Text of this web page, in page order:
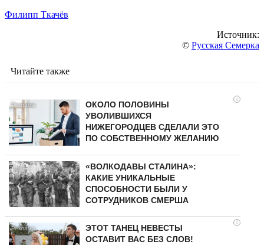
Филипп Ткачёв
Источник:
© Русская Семерка
Читайте также
i
ОКОЛО ПОЛОВИНЫ
УВОЛИВШИХСЯ
НИЖЕГОРОДЦЕВ СДЕЛАЛИ ЭТО
ПО СОБСТВЕННОМУ ЖЕЛАНИЮ
«ВОЛКОДАВЫ СТАЛИНА»:
КАКИЕ УНИКАЛЬНЫЕ
СПОСОБНОСТИ БЫЛИ У
СОТРУДНИКОВ СМЕРША
i
ЭТОТ ТАНЕЦ НЕВЕСТЫ
ОСТАВИТ ВАС БЕЗ СЛОВ!